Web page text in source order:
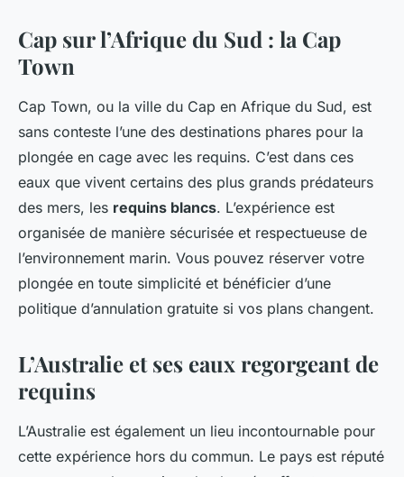
Cap sur l’Afrique du Sud : la Cap
Town
Cap Town, ou la ville du Cap en Afrique du Sud, est
sans conteste l’une des destinations phares pour la
plongée en cage avec les requins. C’est dans ces
eaux que vivent certains des plus grands prédateurs
des mers, les requins blancs. L’expérience est
organisée de manière sécurisée et respectueuse de
l’environnement marin. Vous pouvez réserver votre
plongée en toute simplicité et bénéficier d’une
politique d’annulation gratuite si vos plans changent.
L’Australie et ses eaux regorgeant de
requins
L’Australie est également un lieu incontournable pour
cette expérience hors du commun. Le pays est réputé